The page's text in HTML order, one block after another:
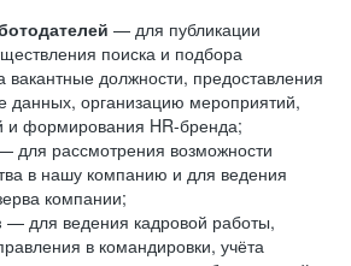
— для публикации
поиска и подбора
вакантные должности, предоставления
данных, организацию мероприятий,
и формирования HR-бренда;
для рассмотрения возможности
в нашу компанию и для ведения
компании;
— для ведения кадровой работы,
в командировки, учёта